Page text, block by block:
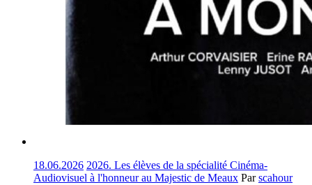
18.06.2026 2026. Les élèves de la spécialité Cinéma-
Audiovisuel à l'honneur au Majestic de Meaux Parscahour